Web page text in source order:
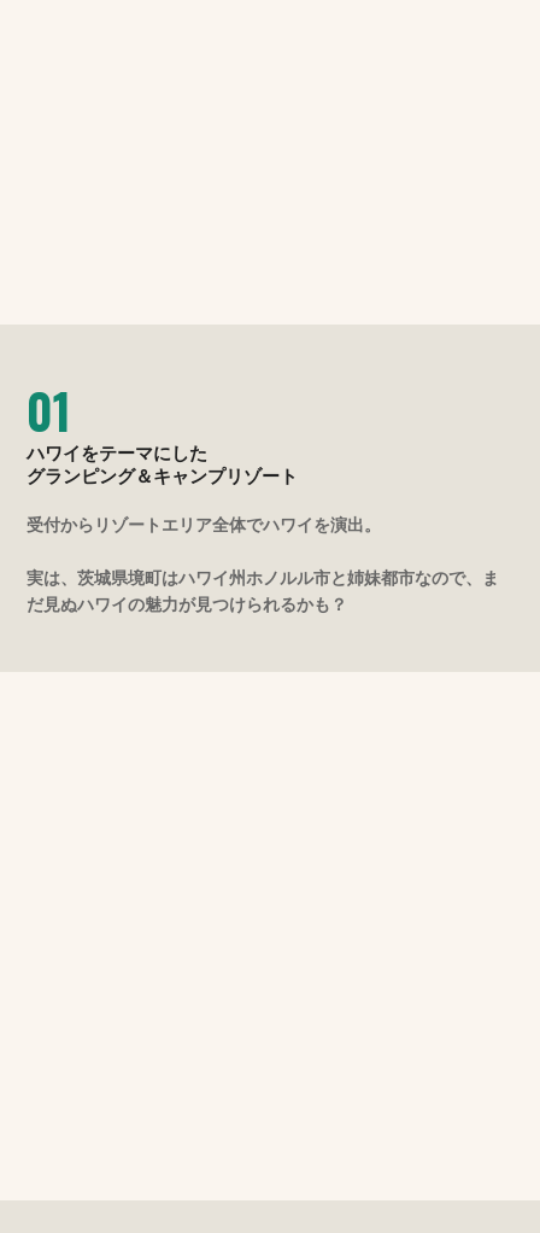
01
ハワイをテーマにした
グランピング＆キャンプリゾート
受付からリゾートエリア全体でハワイを演出。
実は、茨城県境町はハワイ州ホノルル市と姉妹都市なので、ま
だ見ぬハワイの魅力が見つけられるかも？